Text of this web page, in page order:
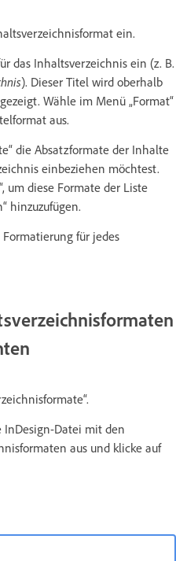
ein.
das Inhaltsverzeichnis ein (z. B.
). Dieser Titel wird oberhalb
Wähle im Menü „Format“
aus.
die Absatzformate der Inhalte
einbeziehen möchtest.
um diese Formate der Liste
hinzuzufügen.
für jedes
InDesign-Datei mit den
aus und klicke auf